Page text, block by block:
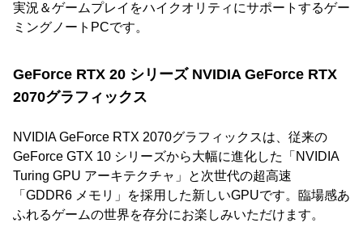
実況＆ゲームプレイをハイクオリティにサポートするゲー
ミングノートPCです。
GeForce RTX 20 シリーズ NVIDIA GeForce RTX
2070グラフィックス
NVIDIA GeForce RTX 2070グラフィックスは、従来の
GeForce GTX 10 シリーズから大幅に進化した「NVIDIA
Turing GPU アーキテクチャ」と次世代の超高速
「GDDR6 メモリ」を採用した新しいGPUです。臨場感あ
ふれるゲームの世界を存分にお楽しみいただけます。